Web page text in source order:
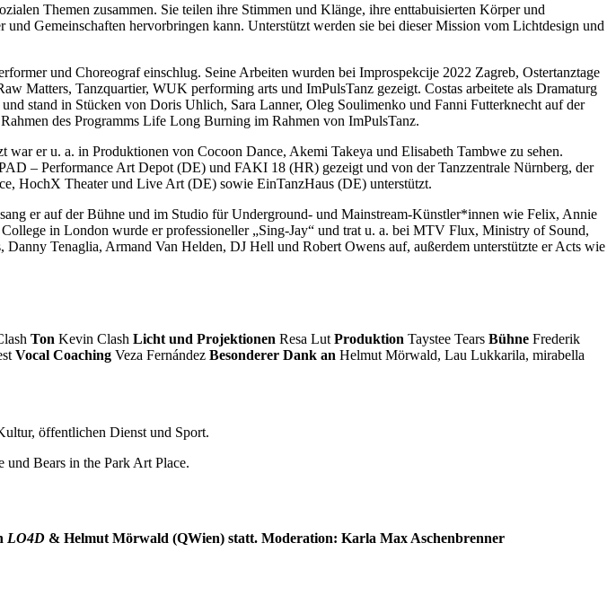
Themen zusammen. Sie teilen ihre Stimmen und Klänge, ihre enttabuisierten Körper und
Gemeinschaften hervorbringen kann. Unterstützt werden sie bei dieser Mission vom Lichtdesign und
und Choreograf einschlug. Seine Arbeiten wurden bei Improspekcije 2022 Zagreb, Ostertanztage
Matters, Tanzquartier, WUK performing arts und ImPulsTanz gezeigt. Costas arbeitete als Dramaturg
stand in Stücken von Doris Uhlich, Sara Lanner, Oleg Soulimenko und Fanni Futterknecht auf der
des Programms Life Long Burning im Rahmen von ImPulsTanz.
er u. a. in Produktionen von Cocoon Dance, Akemi Takeya und Elisabeth Tambwe zu sehen.
– Performance Art Depot (DE) und FAKI 18 (HR) gezeigt und von der Tanzzentrale Nürnberg, der
HochX Theater und Live Art (DE) sowie EinTanzHaus (DE) unterstützt.
er auf der Bühne und im Studio für Underground- und Mainstream-Künstler*innen wie Felix, Annie
in London wurde er professioneller „Sing-Jay“ und trat u. a. bei MTV Flux, Ministry of Sound,
Tenaglia, Armand Van Helden, DJ Hell und Robert Owens auf, außerdem unterstützte er Acts wie
Ton Kevin Clash Licht und Projektionen Resa Lut Produktion Taystee Tears Bühne Frederik
Vocal Coaching Veza Fernández Besonderer Dank an Helmut Mörwald, Lau Lukkarila, mirabella
öffentlichen Dienst und Sport.
Bears in the Park Art Place.
LO4D & Helmut Mörwald (QWien) statt. Moderation: Karla Max Aschenbrenner